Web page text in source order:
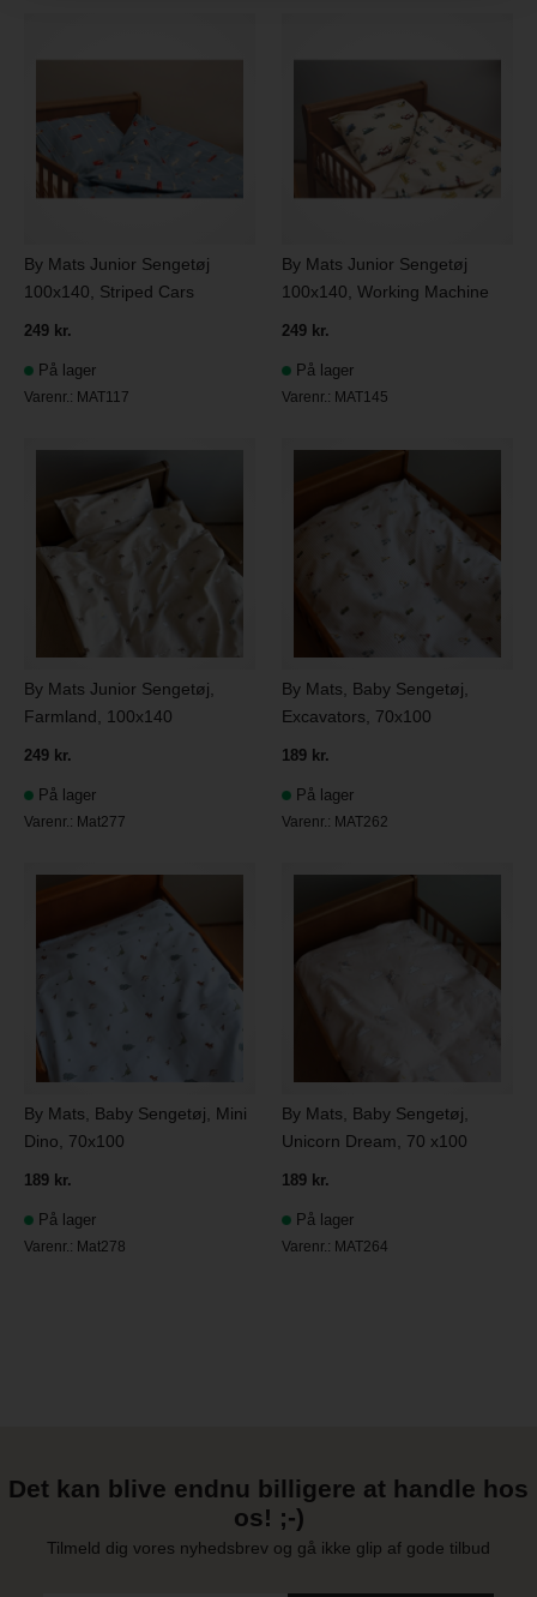
By Mats Junior Sengetøj
100x140, Striped Cars
249 kr.
På lager
Varenr.: MAT117
By Mats Junior Sengetøj
100x140, Working Machine
249 kr.
På lager
Varenr.: MAT145
By Mats Junior Sengetøj,
Farmland, 100x140
249 kr.
På lager
Varenr.: Mat277
By Mats, Baby Sengetøj,
Excavators, 70x100
189 kr.
På lager
Varenr.: MAT262
By Mats, Baby Sengetøj, Mini
Dino, 70x100
189 kr.
På lager
Varenr.: Mat278
By Mats, Baby Sengetøj,
Unicorn Dream, 70 x100
189 kr.
På lager
Varenr.: MAT264
Det kan blive endnu billigere at handle hos
os! ;-)
Tilmeld dig vores nyhedsbrev og gå ikke glip af gode tilbud